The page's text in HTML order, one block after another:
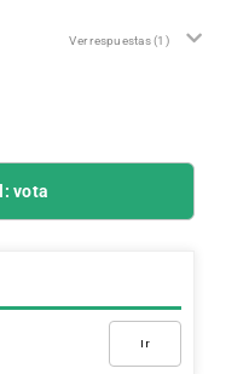
Ver respuestas(1)
vota
Ir